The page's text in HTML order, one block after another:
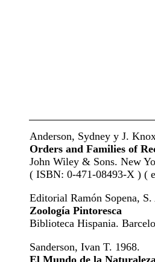
Anderson, Sydney y J.
Orders and Families of
John Wiley & Sons. New
( ISBN: 0-471-08493-X ) (
Editorial Ramón Sopena,
Zoología Pintoresca
Biblioteca Hispania.
Sanderson, Ivan T. 1968.
El Mundo de la